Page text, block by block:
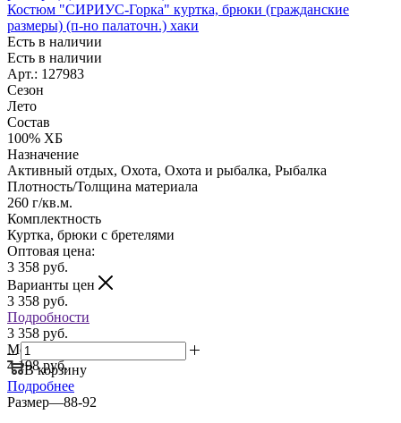
Костюм "СИРИУС-Горка" куртка, брюки (гражданские
размеры) (п-но палаточн.) хаки
Есть в наличии
Есть в наличии
Арт.: 127983
Сезон
Лето
Состав
100% ХБ
Назначение
Активный отдых, Охота, Охота и рыбалка, Рыбалка
Плотность/Толщина материала
260 г/кв.м.
Комплектность
Куртка, брюки с бретелями
Оптовая цена:
3 358 руб.
Варианты цен
3 358 руб.
Подробности
3 358 руб.
Мелкий опт:
4 198 руб.
В корзину
Подробнее
Размер—88-92